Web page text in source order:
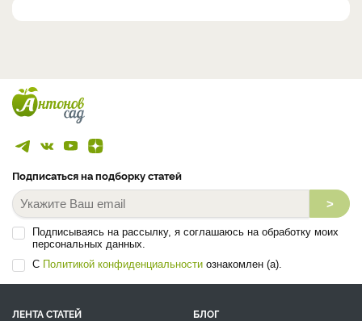
Подписаться на подборку статей
>
Подписываясь на рассылку, я соглашаюсь на обработку моих
персональных данных.
С Политикой конфиденциальности ознакомлен (а).
ЛЕНТА СТАТЕЙ
БЛОГ